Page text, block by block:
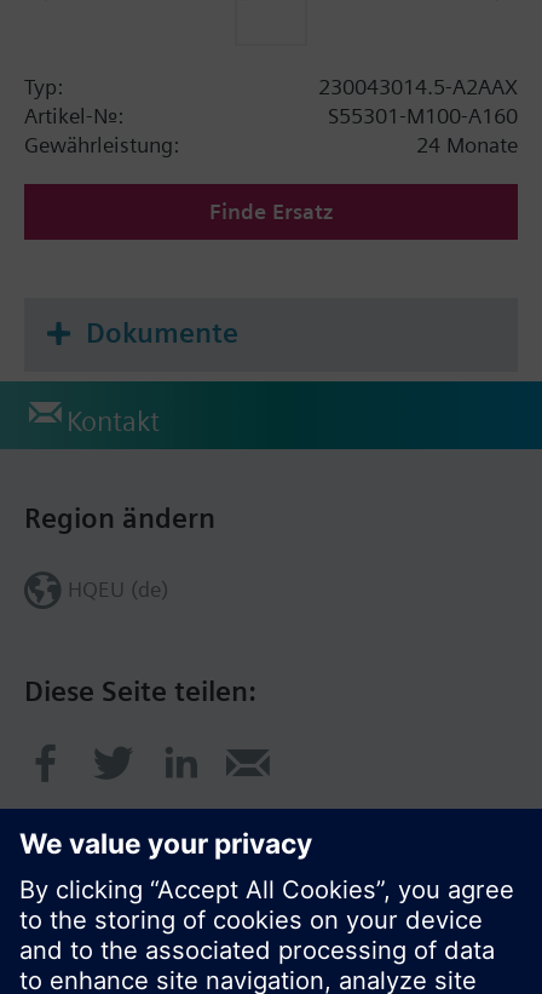
Typ:
230043014.5-A2AAX
Artikel-Nr.:
S55301-M100-A160
Gewährleistung:
24 Monate
Finde Ersatz
Dokumente
Kontakt
Diese Seite teilen:
Region ändern
HQEU (de)